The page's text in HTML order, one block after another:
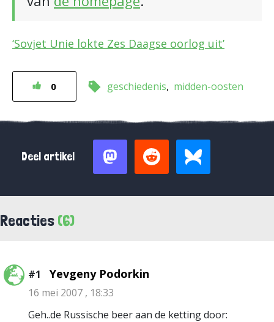
‘Sovjet Unie lokte Zes Daagse oorlog uit’
0 geschiedenis midden-oosten
Deel artikel
Reacties (6)
#1 Yevgeny Podorkin
16 mei 2007 , 18:33
Geh..de Russische beer aan de ketting door: